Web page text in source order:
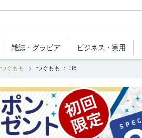
雑誌・ グラビア ビジネス ・実用
つぐもも つぐもも ： 36